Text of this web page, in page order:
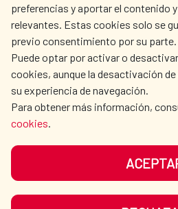
preferencias y aportar el contenido
relevantes. Estas cookies solo se
previo consentimiento por su parte.
Puede optar por activar o
cookies, aunque la desactivación
su experiencia de navegación.
Para obtener más información,
cookies.
NOS RÉSEAUX SOCIAUX